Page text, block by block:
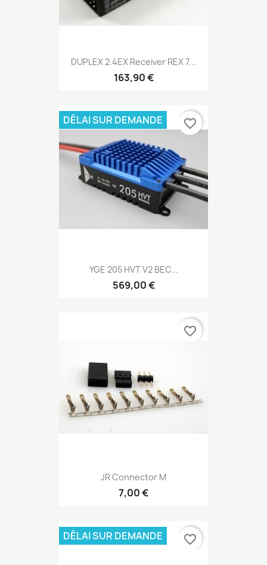
DUPLEX 2.4EX Receiver REX 7...
163,90 €
YGE 205 HVT V2 BEC...
569,00 €
DÉLAI SUR DEMANDE favorite_border
JR Connector M
7,00 €
favorite_border
DÉLAI SUR DEMANDE favorite_border